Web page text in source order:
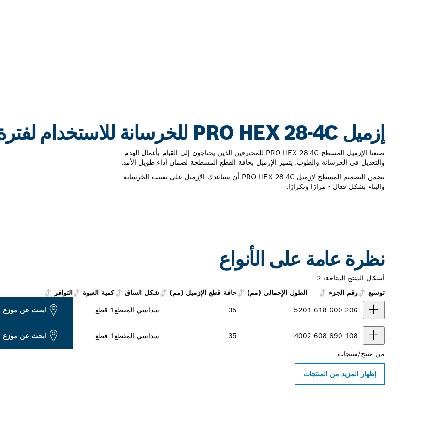
إزميل PRO HEX 28-4C للخرسانة للاستخدام لفترة طويلة
صنعنا الإزميل المسطح PRO HEX 28-4C للمحترفين الذين يحتاجون إلى القيام بأعمال الهدم
والتعديل في الخرسانة والطوب. يتميز الإزميل بحافة القطع المسطحة لضمان أداء طويل الأمد.
يضمن التصميم المسطح لإزميل PRO HEX 28-4C أن يساعدك الإزميل على تفتيت الخرسانة
والبناء بشكل فعال - مرارًا وتكرارًا.
نظرة عامة على الأنواع
أشكال المنتج المتاحة: 2
توسيع
رقم الجزء الطول الإجمالي (مم) حافة قطع الإزميل (مم) شكل الساق كمية العبوة
التوافر
1 618 600 206
520
35 سداسي المقطع1 قطع ابحث عن
2 608 690 108
400
35 سداسي المقطع1 قطع ابحث عن
من منتج/منتجات
إظهار المزيد من المنتجات